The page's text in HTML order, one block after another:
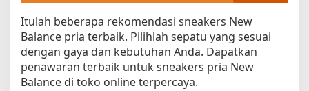
Itulah beberapa rekomendasi sneakers New
Balance pria terbaik. Pilihlah sepatu yang sesuai
dengan gaya dan kebutuhan Anda. Dapatkan
penawaran terbaik untuk sneakers pria New
Balance di toko online terpercaya.